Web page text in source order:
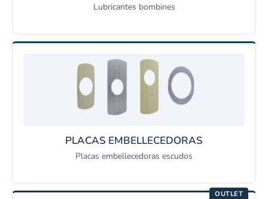
Lubricantes bombines
PLACAS EMBELLECEDORAS
Placas embellecedoras escudos
OUTLET